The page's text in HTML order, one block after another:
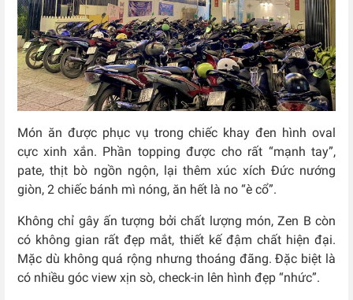
Món ăn được phục vụ trong chiếc khay đen hình oval
cực xinh xắn. Phần topping được cho rất “mạnh tay”,
pate, thịt bò ngồn ngộn, lại thêm xúc xích Đức nướng
giòn, 2 chiếc bánh mì nóng, ăn hết là no “è cổ”.
Không chỉ gây ấn tượng bởi chất lượng món, Zen B còn
có không gian rất đẹp mắt, thiết kế đậm chất hiện đại.
Mặc dù không quá rộng nhưng thoáng đãng. Đặc biệt là
có nhiều góc view xịn sò, check-in lên hình đẹp “nhức”.